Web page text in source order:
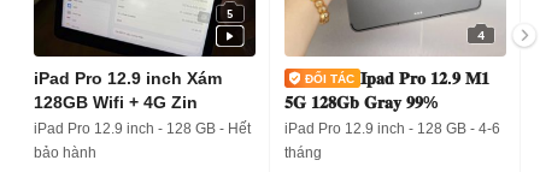
5
iPad Pro 12.9 inch Xám
128GB Wifi + 4G Zin
iPad Pro 12.9 inch - 128 GB - Hết
bảo hành
4
𝐈𝐩𝐚𝐝 𝐏𝐫𝐨 𝟏𝟐.𝟗 𝐌𝟏
𝟓𝐆 𝟏𝟐𝟖𝐆𝐛 𝐆𝐫𝐚𝐲 𝟗𝟗%
iPad Pro 12.9 inch - 128 GB - 4-6
tháng